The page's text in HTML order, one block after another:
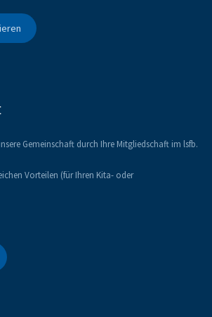
Gemeinschaft durch Ihre Mitgliedschaft im lsfb.
Vorteilen (für Ihren Kita- oder